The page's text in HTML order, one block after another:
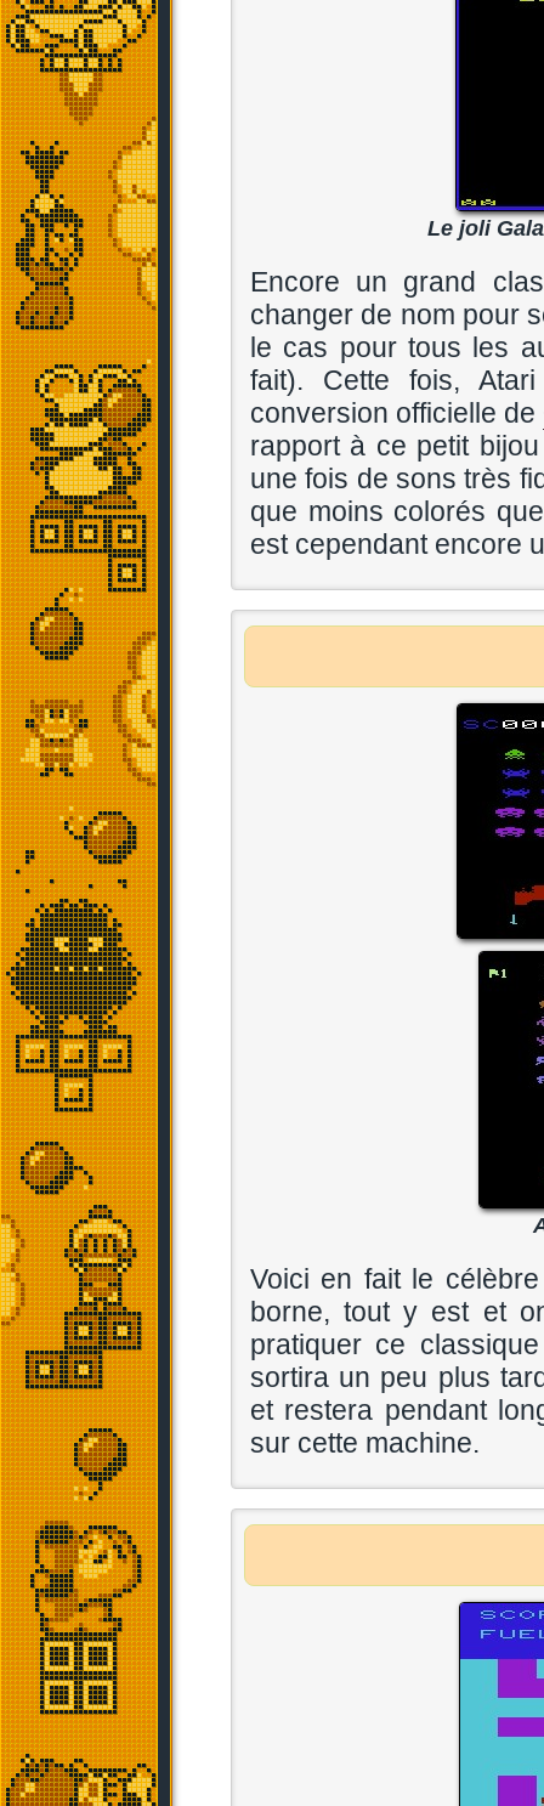
Le joli
Encore un grand
changer de nom pour
le cas pour tous les
fait). Cette fois,
conversion officielle de
rapport à ce petit
une fois de sons très
que moins colorés
est cependant encore
Voici en fait le
borne, tout y est et
pratiquer ce
sortira un peu plus
et restera pendant
sur cette machine.